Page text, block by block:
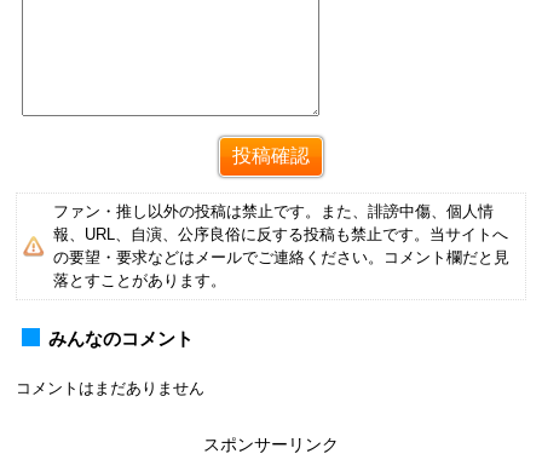
ファン・推し以外の投稿は禁止です。また、誹謗中傷、個人情
報、URL、自演、公序良俗に反する投稿も禁止です。当サイトへ
の要望・要求などはメールでご連絡ください。コメント欄だと見
落とすことがあります。
みんなのコメント
コメントはまだありません
スポンサーリンク